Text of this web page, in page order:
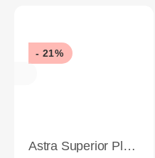
- 21%
Astra Superior Platinum Double Edge Rasierklingen 100 Stück